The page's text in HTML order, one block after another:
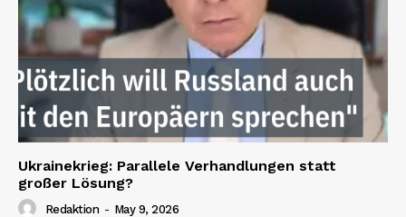
Ukrainekrieg: Parallele Verhandlungen statt
großer Lösung?
Redaktion - May 9, 2026